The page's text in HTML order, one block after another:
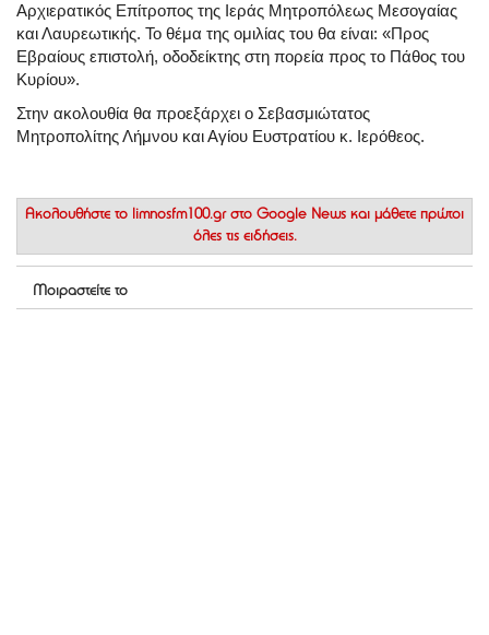
Αρχιερατικός Επίτροπος της Ιεράς Μητροπόλεως Μεσογαίας
και Λαυρεωτικής. Το θέμα της ομιλίας του θα είναι: «Προς
Εβραίους επιστολή, οδοδείκτης στη πορεία προς το Πάθος του
Κυρίου».
Στην ακολουθία θα προεξάρχει ο Σεβασμιώτατος
Μητροπολίτης Λήμνου και Αγίου Ευστρατίου κ. Ιερόθεος.
Ακολουθήστε το limnosfm100.gr στο Google News και μάθετε πρώτοι
όλες τις ειδήσεις.
Μοιραστείτε το